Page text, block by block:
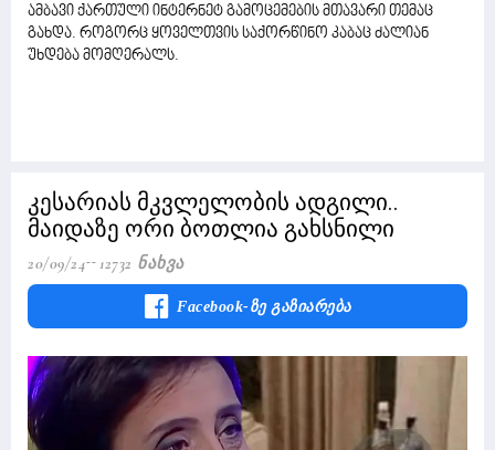
ამბავი ქართული ინტერნეტ გამოცემების მთავარი თემაც
გახდა. როგორც ყოველთვის საქორწინო კაბაც ძალიან
უხდება მომღერალს.
კესარიას მკვლელობის ადგილი..
მაიდაზე ორი ბოთლია გახსნილი
20/09/24 12732 Ნახვა
Facebook-Ზე Გაზიარება